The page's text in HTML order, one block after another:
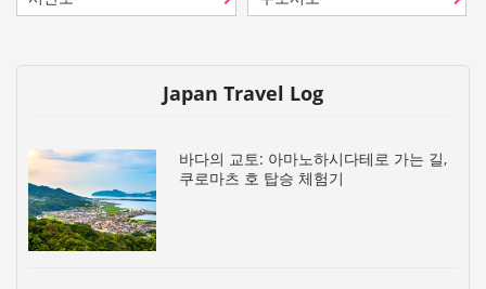
Japan Travel Log
바다의 교토: 아마노하시다테로 가는 길,
쿠로마츠 호 탑승 체험기